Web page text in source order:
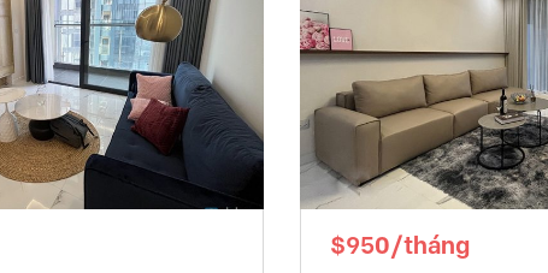
$950/tháng